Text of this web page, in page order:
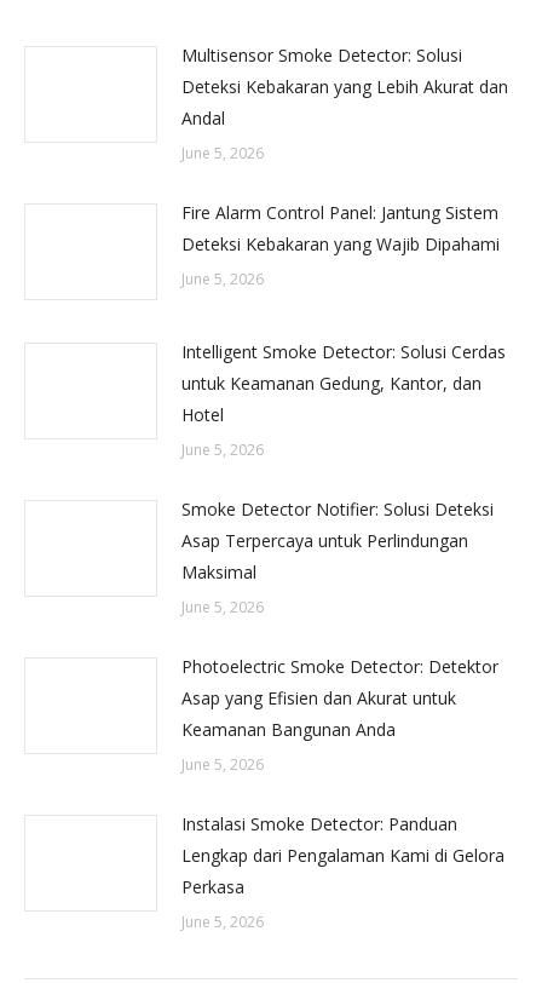
Multisensor Smoke Detector: Solusi
Deteksi Kebakaran yang Lebih Akurat dan
Andal
June 5, 2026
Fire Alarm Control Panel: Jantung Sistem
Deteksi Kebakaran yang Wajib Dipahami
June 5, 2026
Intelligent Smoke Detector: Solusi Cerdas
untuk Keamanan Gedung, Kantor, dan
Hotel
June 5, 2026
Smoke Detector Notifier: Solusi Deteksi
Asap Terpercaya untuk Perlindungan
Maksimal
June 5, 2026
Photoelectric Smoke Detector: Detektor
Asap yang Efisien dan Akurat untuk
Keamanan Bangunan Anda
June 5, 2026
Instalasi Smoke Detector: Panduan
Lengkap dari Pengalaman Kami di Gelora
Perkasa
June 5, 2026